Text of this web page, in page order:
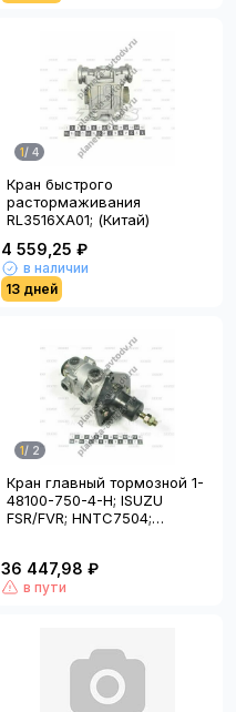
1/ 4
Кран быстрого
растормаживания
RL3516XA01; (Китай)
4 559,25 ₽
в наличии
13 дней
1/ 2
Кран главный тормозной 1-
48100-750-4-H; ISUZU
FSR/FVR; HNTC7504;
36 447,98 ₽
в пути